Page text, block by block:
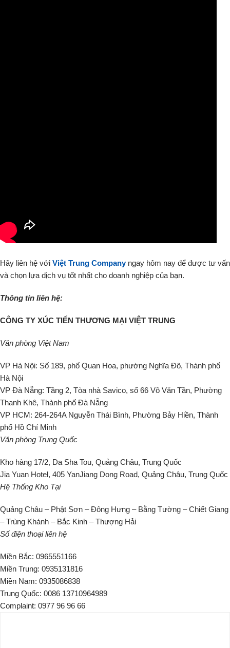
Hãy liên hệ với Việt Trung Companyngay hôm nay để được tư vấn
và chọn lựa dịch vụ tốt nhất cho doanh nghiệp của bạn.
Thông tin liên hệ:
CÔNG TY XÚC TIẾN THƯƠNG MẠI VIỆT TRUNG
Văn phòng Việt Nam
VP Hà Nội: Số 189, phố Quan Hoa, phường Nghĩa Đô, Thành phố
Hà Nội
VP Đà Nẵng: Tầng 2, Tòa nhà Savico, số 66 Võ Văn Tần, Phường
Thanh Khê, Thành phố Đà Nẵng
VP HCM: 264-264A Nguyễn Thái Bình, Phường Bảy Hiền, Thành
phố Hồ Chí Minh
Văn phòng Trung Quốc
Kho hàng 17/2, Da Sha Tou, Quảng Châu, Trung Quốc
Jia Yuan Hotel, 405 YanJiang Dong Road, Quảng Châu, Trung Quốc
Hệ Thống Kho Tại
Quảng Châu – Phật Sơn – Đông Hưng – Bằng Tường – Chiết Giang
– Trùng Khánh – Bắc Kinh – Thượng Hải
Số điện thoại liên hệ
Miền Bắc: 0965551166
Miền Trung: 0935131816
Miền Nam: 0935086838
Trung Quốc: 0086 13710964989
Complaint: 0977 96 96 66